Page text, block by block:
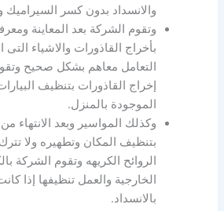
والانسداد بدون كسر السيراميك
وتقوم الشركة بعد المعاينة
بأخراج القاذورات والاشياء التى
التعامل معاهم بشكل صحيح
إخراج القاذورات بتنظيف
الموجودة بالمنزل.
وكذلك المواسير وبعد الانتهاء
بتنظيف المكان وتطهيره ولا
الروائح الكريهه وتقوم الشركة
الخارجية والعمل تنظيفها إذا
بالانسداد.